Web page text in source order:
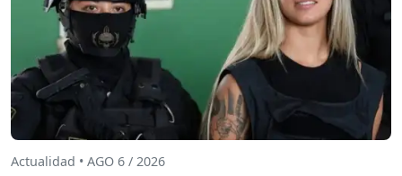
Actualidad • AGO 6 / 2026